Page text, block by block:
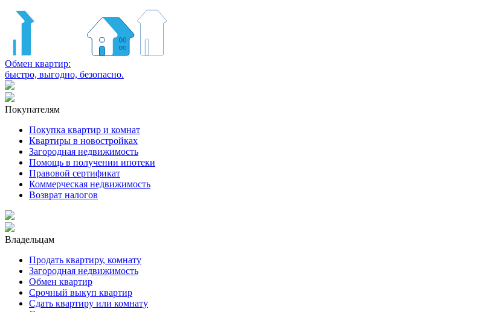
Обмен квартир:
быстро, выгодно, безопасно.
Покупателям
Покупка квартир и комнат
Квартиры в новостройках
Загородная недвижимость
Помощь в получении ипотеки
Правовой сертификат
Коммерческая недвижимость
Возврат налогов
Владельцам
Продать квартиру, комнату
Загородная недвижимость
Обмен квартир
Срочный выкуп квартир
Сдать квартиру или комнату